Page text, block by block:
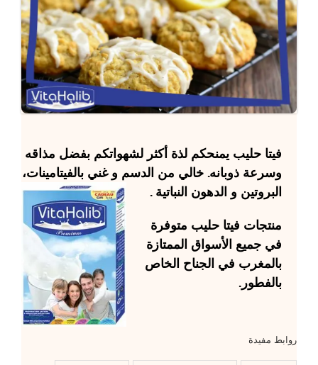
فيتا حليب يمنحكم لذة أكثر لشهواتكم بفضل مذاقه
وسرعة ذوبانه. خالي من الدسم و غني بالفيتامينات،
البروتين و الدهون النباتية .
منتجات فيتا حليب متوفرة
في جميع الأسواق الممتازة
بالمغرب في الجناح الخاص
بالفطور.
روابط مفيدة